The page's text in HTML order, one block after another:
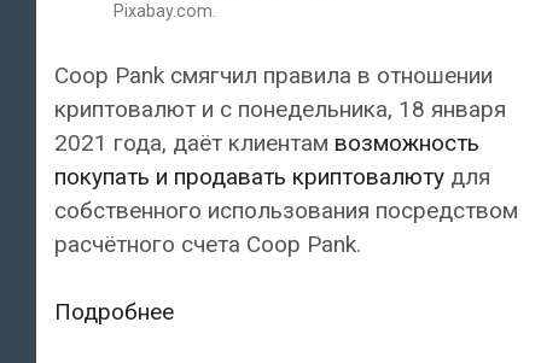
Pixabay.com.
Coop Pank смягчил правила в отношении
криптовалют и с понедельника, 18 января
2021 года, даёт клиентам возможность
покупать и продавать криптовалюту для
собственного использования посредством
расчётного счета Coop Pank.
ПодробнееCoop